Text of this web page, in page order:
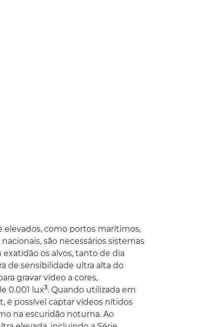
elevados, como portos marítimos,
são necessários sistemas
os alvos, tanto de dia
de sensibilidade ultra alta do
gravar vídeo a cores,
0.001 lux3. Quando utilizada em
é possível captar vídeos nítidos
na escuridão noturna. Ao